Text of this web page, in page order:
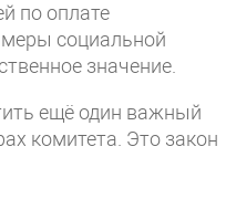
по оплате
социальной
значение.
ещё один важный
комитета. Это закон